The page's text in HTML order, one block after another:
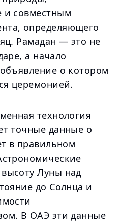
и совместным
определяющего
Рамадан — это не
а начало
о котором
церемонией.
технология
точные данные о
в правильном
Луны над
до Солнца и
В ОАЭ эти данные